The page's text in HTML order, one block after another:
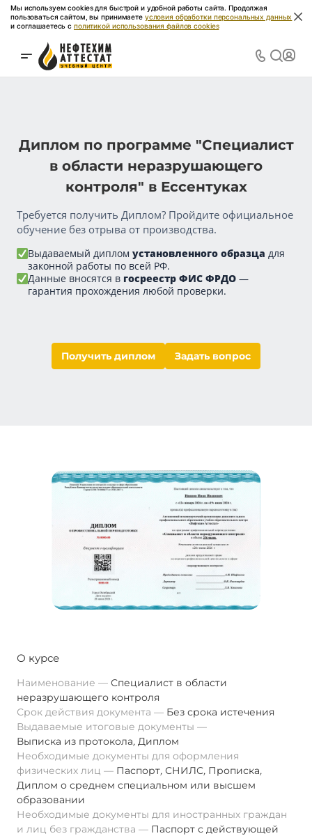
Мы используем cookies для быстрой и удобной работы сайта. Продолжая
пользоваться сайтом, вы принимаете условия обработки персональных данных
и соглашаетесь с политикой использования файлов cookies
Диплом по программе "Специалист
в области неразрушающего
контроля" в Ессентуках
Требуется получить Диплом? Пройдите официальное
обучение без отрыва от производства.
Выдаваемый диплом установленного образца для
законной работы по всей РФ.
Данные вносятся в госреестр ФИС ФРДО —
гарантия прохождения любой проверки.
Получить диплом Задать вопрос
О курсе
Наименование
Специалист в области
неразрушающего контроля
Срок действия документа
Без срока истечения
Выдаваемые итоговые документы
Выписка из протокола, Диплом
Необходимые документы для оформления
физических лиц
Паспорт, СНИЛС, Прописка,
Диплом о среднем специальном или высшем
образовании
Необходимые документы для иностранных граждан
и лиц без гражданства
Паспорт с действующей